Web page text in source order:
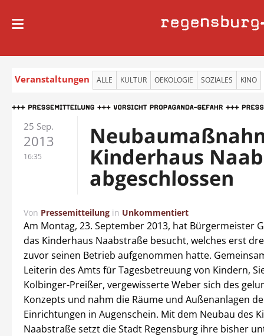
regensburg
Veranstaltungen ALLE KULTUR OEKOLOGIE SOZIALES KINO
25 Sep.
2013
16:35 Kinderhaus
abgeschlossen
Von Pressemitteilung in Unkommentiert
Am Montag, 23. September 2013, hat Bürgermeister
das Kinderhaus Naabstraße besucht, welches erst
zuvor seinen Betrieb aufgenommen hatte.
Leiterin des Amts für Tagesbetreuung von Kindern,
Kolbinger-Preißer, vergewisserte Weber sich des
Konzepts und nahm die Räume und Außenanlagen
Einrichtungen in Augenschein. Mit dem Neubau des
Naabstraße setzt die Stadt Regensburg ihre bisher